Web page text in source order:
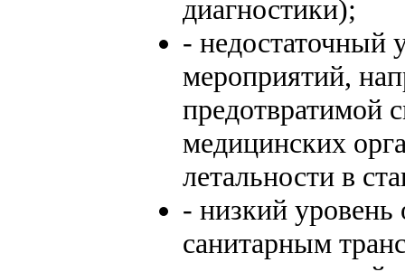
диагностики);
- недостаточный
мероприятий,
предотвратимой
медицинских
летальности в
- низкий уровень
санитарным